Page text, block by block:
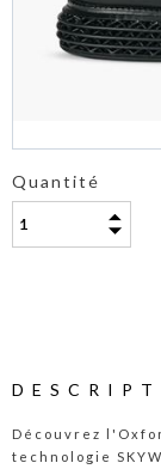
Quantité
Découvrez
technologie